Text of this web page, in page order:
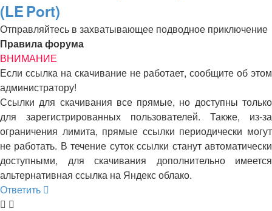
(LE Port)
Отправляйтесь в захватывающее подводное приключение
Правила форума
ВНИМАНИЕ
Если ссылка на скачивание не работает, сообщите об этом
администратору!
Ссылки для скачивания все прямые, но доступны только
для зарегистрированных пользователей. Также, из-за
ограничения лимита, прямые ссылки периодически могут
не работать. В течение суток ссылки станут автоматически
доступными, для скачивания дополнительно имеется
альтернативная ссылка на Яндекс облако.
Ответить